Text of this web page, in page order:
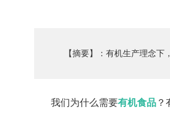
【摘要】：有机生产理念
我们为什么需要有机食品？